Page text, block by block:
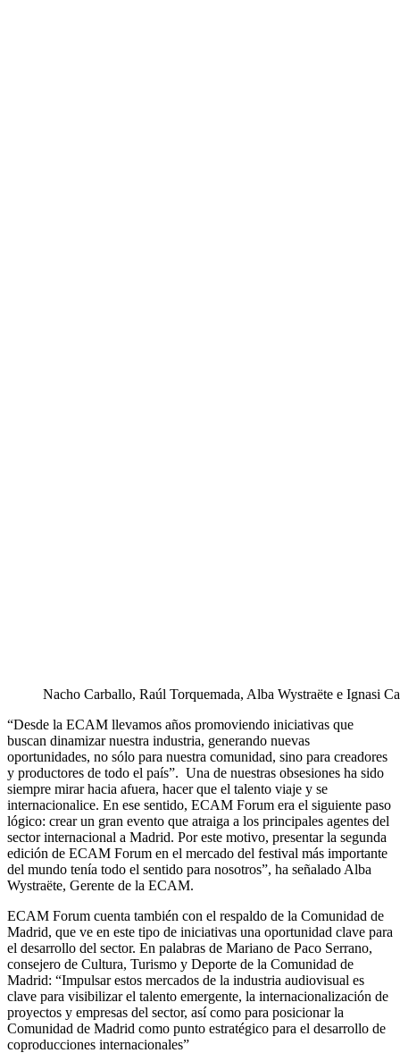
Nacho Carballo, Raúl Torquemada, Alba Wystraëte e Ignasi
“Desde la ECAM llevamos años promoviendo iniciativas que
buscan dinamizar nuestra industria, generando nuevas
oportunidades, no sólo para nuestra comunidad, sino para creadores
y productores de todo el país”. Una de nuestras obsesiones ha sido
siempre mirar hacia afuera, hacer que el talento viaje y se
internacionalice. En ese sentido, ECAM Forum era el siguiente paso
lógico: crear un gran evento que atraiga a los principales agentes del
sector internacional a Madrid. Por este motivo, presentar la segunda
edición de ECAM Forum en el mercado del festival más importante
del mundo tenía todo el sentido para nosotros”, ha señalado Alba
Wystraëte, Gerente de la ECAM.
ECAM Forum cuenta también con el respaldo de la Comunidad de
Madrid, que ve en este tipo de iniciativas una oportunidad clave para
el desarrollo del sector. En palabras de Mariano de Paco Serrano,
consejero de Cultura, Turismo y Deporte de la Comunidad de
Madrid: “Impulsar estos mercados de la industria audiovisual es
clave para visibilizar el talento emergente, la internacionalización de
proyectos y empresas del sector, así como para posicionar la
Comunidad de Madrid como punto estratégico para el desarrollo de
coproducciones internacionales”